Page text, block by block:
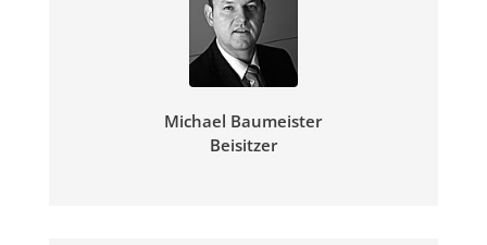
Michael Baumeister
Beisitzer